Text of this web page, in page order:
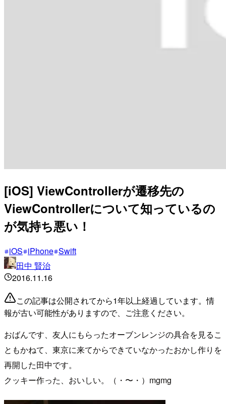
[iOS] ViewControllerが遷移先の
ViewControllerについて知っているの
が気持ち悪い！
iOS iPhone Swift
田中 賢治
2016.11.16
この記事は公開されてから1年以上経過しています。情
報が古い可能性がありますので、ご注意ください。
おばんです、友人にもらったオーブンレンジの具合を見るこ
ともかねて、東京に来てからできていなかったおかし作りを
再開した田中です。
クッキー作った、おいしい。（・〜・）mgmg